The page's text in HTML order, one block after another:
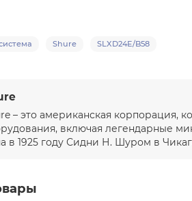
Shure SLXD24E/B58
– это американская корпорация,
включая легендарные
в 1925 году Сидни Н. Шуром в